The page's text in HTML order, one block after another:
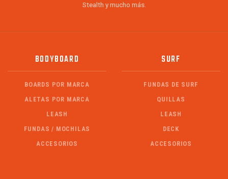
Stealth y mucho más.
BODYBOARD
BOARDS POR MARCA
ALETAS POR MARCA
LEASH
FUNDAS / MOCHILAS
ACCESORIOS
SURF
FUNDAS DE SURF
QUILLAS
LEASH
DECK
ACCESORIOS